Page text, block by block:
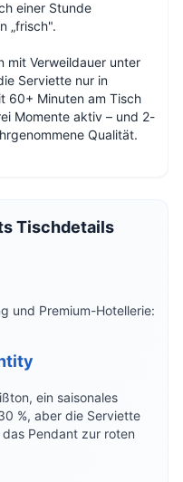
einer Stunde
„frisch".
mit Verweildauer unter
Serviette nur in
60+ Minuten am Tisch
Momente aktiv – und 2-
Qualität.
Tischdetails
und Premium-Hotellerie:
ein saisonales
%, aber die Serviette
Pendant zur roten